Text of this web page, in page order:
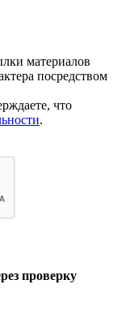
материалов
посредством
что
.
проверку